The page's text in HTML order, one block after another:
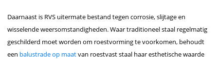
Daarnaast is RVS uitermate bestand tegen corrosie, slijtage en
wisselende weersomstandigheden. Waar traditioneel staal regelmatig
geschilderd moet worden om roestvorming te voorkomen, behoudt
een balustrade op maatvan roestvast staal haar esthetische waarde